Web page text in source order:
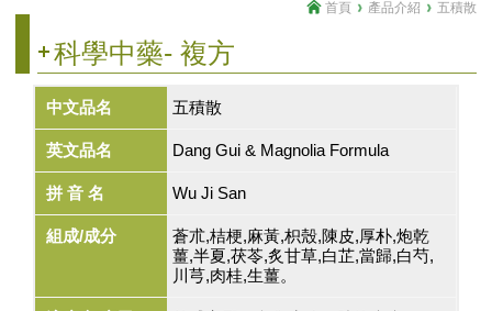
科學中藥- 複方
首頁 產品介紹 五積散
中文品名 五積散
英文品名 Dang Gui & Magnolia Formula
拼 音 名 Wu Ji San
組成/成分
蒼朮,桔梗,麻黃,枳殼,陳皮,厚朴,炮乾
薑,半夏,茯苓,炙甘草,白芷,當歸,白芍,
川芎,肉桂,生薑。